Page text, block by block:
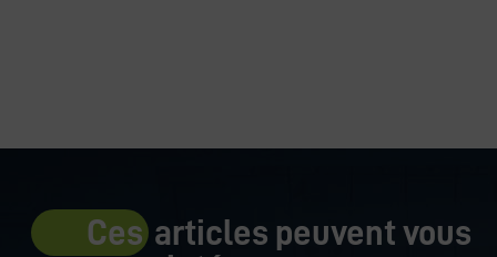
Ces articles peuvent vous